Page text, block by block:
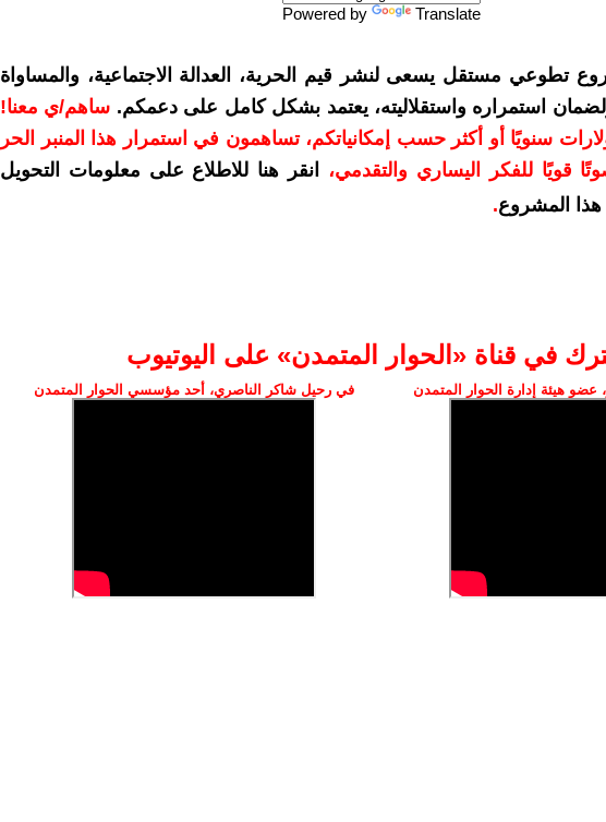
Powered by Translate
تطوعي مستقل يسعى لنشر قيم الحرية، العدالة الاجتماعية، والمساواة
استمراره واستقلاليته، يعتمد بشكل كامل على دعمكم. ساهم/ي معنا!
بمبلغ 10 دولارات سنويًا أو أكثر حسب إمكانياتكم، تساهمون في استمرار هذا المنبر الحر
قويًا للفكر اليساري والتقدمي،
انقر هنا للاطلاع على معلومات التحويل
المشروع.
في قناة ‫«الحوار المتمدن» على اليوتيوب
هيئة إدارة الحوار المتمدن في رحيل شاكر الناصري، أحد مؤسسي الحوار المتمدن